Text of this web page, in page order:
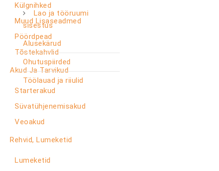
Lao ja tööruumi
sisestus
Alusekärud
Ohutuspiirded
Töölauad ja riiulid
Külgnihked
Muud Lisaseadmed
Pöördpead
Tõstekahvlid
Akud Ja Tarvikud
Starterakud
Süvatühjenemisakud
Veoakud
Rehvid, Lumeketid
Lumeketid